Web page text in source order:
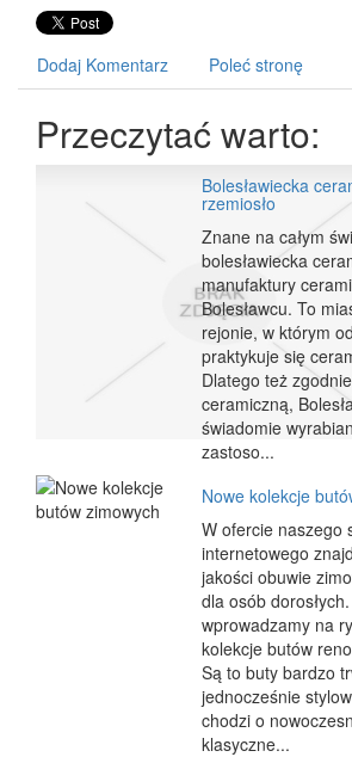
Dodaj Komentarz Poleć stronę
Przeczytać warto:
Bolesławiecka
rzemiosło
Znane na całym
bolesławiecka
manufaktury
Bolesławcu. To
rejonie, w którym
praktykuje się
Dlatego też
ceramiczną,
świadomie
zastoso...
Nowe kolekcje
W ofercie naszego
internetowego
jakości obuwie
dla osób
wprowadzamy na
kolekcje butów
Są to buty bardzo
jednocześnie
chodzi o
klasyczne...